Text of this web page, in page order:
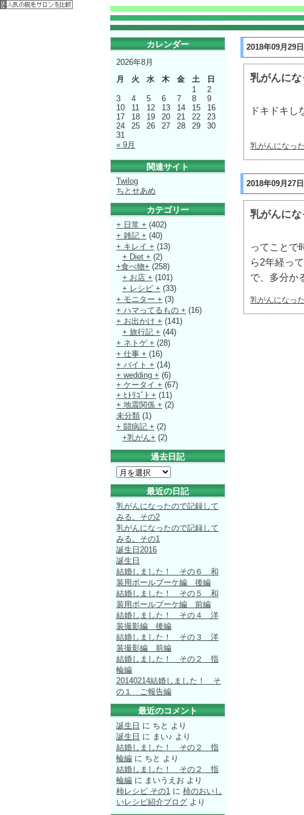
2018年09月29
乳がんに
ドキドキし
乳がんになっ
2018年09月27
乳がんに
ってことで
ら2年経っ
で、多分か
乳がんになっ
カレンダー
2026年8月
月
火 水 木 金 土 日
« 9月
1
2
3
4 5 6 7 8
9
10
11 12 13 14 15
16
17
18 19 20 21 22
23
24
25 26 27 28 29
30
31
関連サイト
Twilog
ちとせあめ
カテゴリー
+ 日常 + (402)
+ 雑記 + (40)
+ キレイ + (13)
+ Diet + (2)
+食べ物+ (258)
+ お店 + (101)
+ レシピ + (33)
+ モニター + (3)
+ ハマってるもの + (16)
+ お出かけ + (141)
+ 旅行記 + (44)
+ ネトゲ + (28)
+ 仕事 + (16)
+ バイト + (14)
+ wedding + (6)
+ ケータイ + (67)
+ ﾋﾄﾘｺﾞﾄ + (11)
+ 地震関係 + (2)
未分類 (1)
+ 闘病記 + (2)
+乳がん+ (2)
過去日記
最近の日記
乳がんになったので記録して
みる。その2
乳がんになったので記録して
みる。その1
誕生日2016
誕生日
結婚しました！ その６ 和
装用ボールブーケ編 後編
結婚しました！ その５ 和
装用ボールブーケ編 前編
結婚しました！ その４ 洋
装撮影編 後編
結婚しました！ その３ 洋
装撮影編 前編
結婚しました！ その２ 指
輪編
20140214結婚しました！ そ
の１ ご報告編
最近のコメント
誕生日 に ちと より
誕生日 に まい♪ より
結婚しました！ その２ 指
輪編 に ちと より
結婚しました！ その２ 指
輪編 に まいうえお より
柿レシピ その1 に 柿のおいし
いレシピ紹介ブログ より